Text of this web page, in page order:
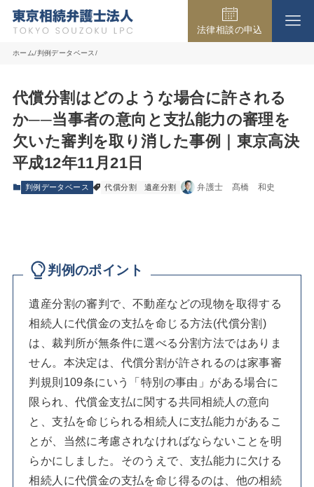
事務所の紹介
取扱業務
弁護士費用
よくある質問
アクセス
法律相談の申込
ホーム 判例データベース
代償分割はどのような場合に許される
か──当事者の意向と支払能力の審理を
欠いた審判を取り消した事例｜東京高決
平成12年11月21日
判例データベース 代償分割 遺産分割 弁護士 髙橋 和史
判例のポイント
遺産分割の審判で、不動産などの現物を取得する
相続人に代償金の支払を命じる方法(代償分割)
は、裁判所が無条件に選べる分割方法ではありま
せん。本決定は、代償分割が許されるのは家事審
判規則109条にいう「特別の事由」がある場合に
限られ、代償金支払に関する共同相続人の意向
と、支払を命じられる相続人に支払能力があるこ
とが、当然に考慮されなければならないことを明
らかにしました。そのうえで、支払能力に欠ける
相続人に代償金の支払を命じ得るのは、他の相続